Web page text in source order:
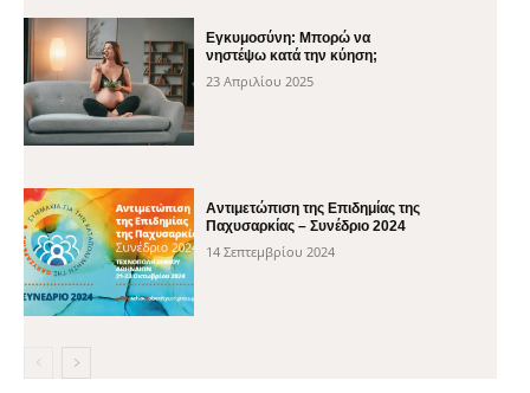
Εγκυμοσύνη: Μπορώ να
νηστέψω κατά την κύηση;
23 Απριλίου 2025
Αντιμετώπιση της Επιδημίας της
Παχυσαρκίας – Συνέδριο 2024
14 Σεπτεμβρίου 2024